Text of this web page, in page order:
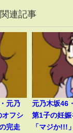
連記事
元乃
オフシ
完走
元乃木坂46
第1子の妊娠
「マジか!!!